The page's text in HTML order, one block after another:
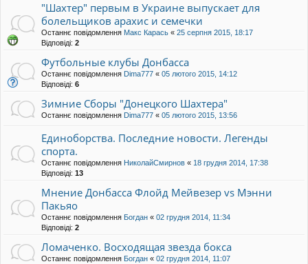
"Шахтер" первым в Украине выпускает для
болельщиков арахис и семечки
Останнє повідомлення Макс Карась « 25 серпня 2015, 18:17
Відповіді: 2
Футбольные клубы Донбасса
Останнє повідомлення Dima777 « 05 лютого 2015, 14:12
Відповіді: 6
Зимние Сборы "Донецкого Шахтера"
Останнє повідомлення Dima777 « 05 лютого 2015, 13:56
Единоборства. Последние новости. Легенды
спорта.
Останнє повідомлення НиколайСмирнов « 18 грудня 2014, 17:38
Відповіді: 13
Мнение Донбасса Флойд Мейвезер vs Мэнни
Пакьяо
Останнє повідомлення Богдан « 02 грудня 2014, 11:34
Відповіді: 2
Ломаченко. Восходящая звезда бокса
Останнє повідомлення Богдан « 02 грудня 2014, 11:07